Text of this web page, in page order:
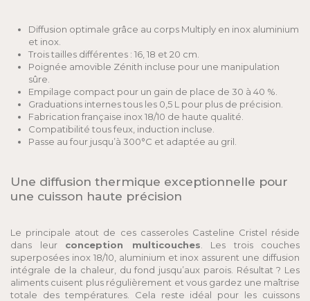
Diffusion optimale grâce au corps Multiply en inox aluminium
et inox.
Trois tailles différentes : 16, 18 et 20 cm.
Poignée amovible Zénith incluse pour une manipulation
sûre.
Empilage compact pour un gain de place de 30 à 40 %.
Graduations internes tous les 0,5 L pour plus de précision.
Fabrication française inox 18/10 de haute qualité.
Compatibilité tous feux, induction incluse.
Passe au four jusqu’à 300°C et adaptée au gril.
Une diffusion thermique exceptionnelle pour
une cuisson haute précision
Le principale atout de ces casseroles Casteline Cristel réside
dans leur conception multicouches . Les trois couches
superposées inox 18/10, aluminium et inox assurent une diffusion
intégrale de la chaleur, du fond jusqu’aux parois. Résultat ? Les
aliments cuisent plus régulièrement et vous gardez une maîtrise
totale des températures. Cela reste idéal pour les cuissons